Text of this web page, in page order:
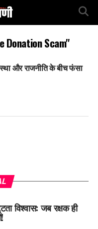
Donation Scam"
और राजनीति के बीच फंसा
विश्वास: जब रक्षक ही